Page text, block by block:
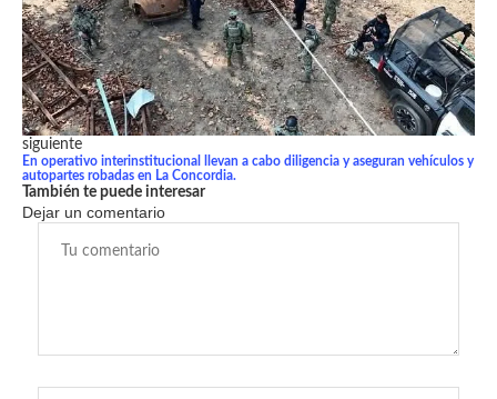
siguiente
En operativo interinstitucional llevan a cabo diligencia y aseguran vehículos y
autopartes robadas en La Concordia.
También te puede interesar
Dejar un comentario